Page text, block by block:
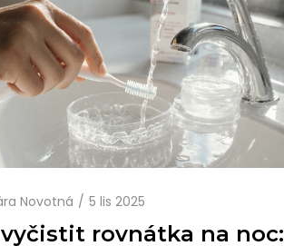
Novotná 5 lis 2025
rovnátka na noc: